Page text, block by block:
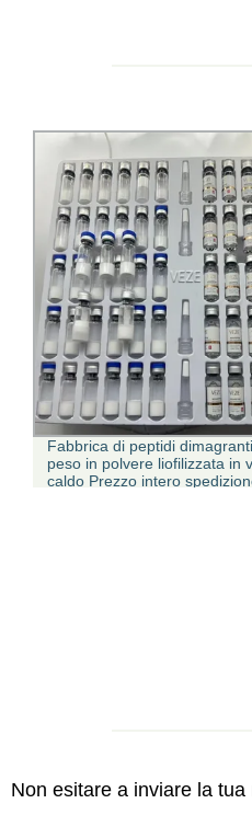
Fabbrica di peptidi
peso in polvere liofilizzata in
caldo Prezzo intero
Non esitare a inviare la